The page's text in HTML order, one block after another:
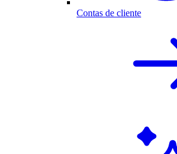
Contas de cliente